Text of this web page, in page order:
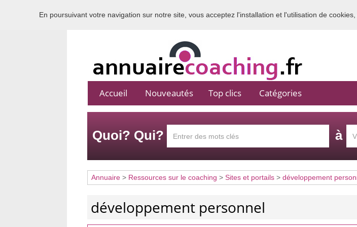
Bienvenue sur l'annuaire du
Accueil Nouveautés Top clics Catégories
Quoi? Qui? à
Annuaire > Ressources sur le coaching > Sites et portails > développement
développement personnel
En poursuivant votre navigation sur notre site, vous acceptez l'installation et l'utilisation de